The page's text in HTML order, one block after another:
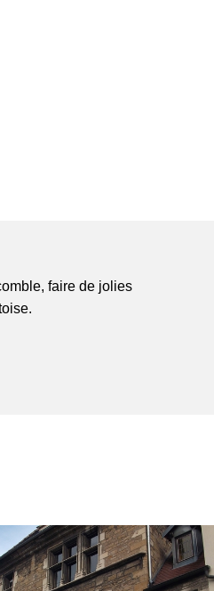
faire de jolies